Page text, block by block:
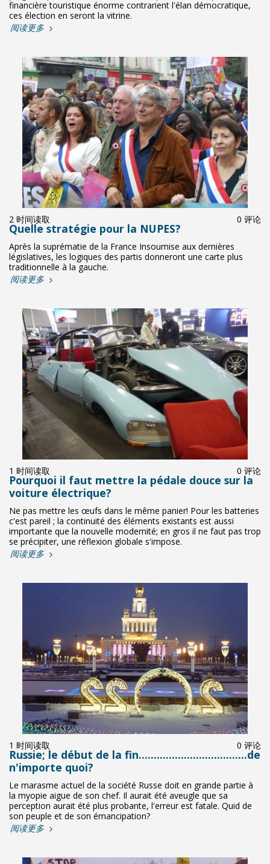
financière touristique énorme contrarient l'élan démocratique,
ces élection en seront la vitrine.
阅读更多
2 时间读取 0 评论
Quelle stratégie pour la NUPES?
Après la suprématie de la France Insoumise aux dernières
législatives, les logiques des partis donneront une carte plus
traditionnelle à la gauche.
阅读更多
1 时间读取 0 评论
Pourquoi il faut mettre la pédale douce sur la
voiture électrique?
Ne pas mettre les œufs dans le même panier! Pour les batteries
c'est pareil ; la continuité des éléments existants est aussi
importante que la nouvelle modernité; en gros il ne faut pas trop
se précipiter, une réflexion globale s'impose.
阅读更多
1 时间读取 0 评论
Russie; le début de la fin....................................de
n'importe quoi?
Le marasme actuel de la société Russe doit en grande partie à
la myopie aigue de son chef. Il aurait été aveugle que sa
perception aurait été plus probante, l'erreur est fatale. Quid de
son peuple et de son émancipation?
阅读更多